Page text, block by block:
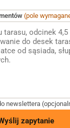
(pole
newslettera
zapytanie